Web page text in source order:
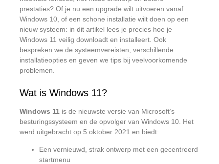
prestaties? Of je nu een upgrade wilt uitvoeren vanaf
Windows 10, of een schone installatie wilt doen op een
nieuw systeem: in dit artikel lees je precies hoe je
Windows 11 veilig downloadt en installeert. Ook
bespreken we de systeemvereisten, verschillende
installatieopties en geven we tips bij veelvoorkomende
problemen.
Wat is Windows 11?
Windows 11 is de nieuwste versie van Microsoft’s
besturingssysteem en de opvolger van Windows 10. Het
werd uitgebracht op 5 oktober 2021 en biedt:
Een vernieuwd, strak ontwerp met een gecentreerd
startmenu